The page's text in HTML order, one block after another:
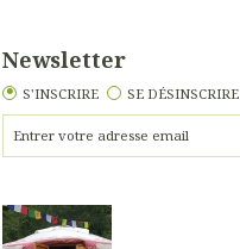
Newsletter
S'INSCRIRE SE DÉSINSCRIRE